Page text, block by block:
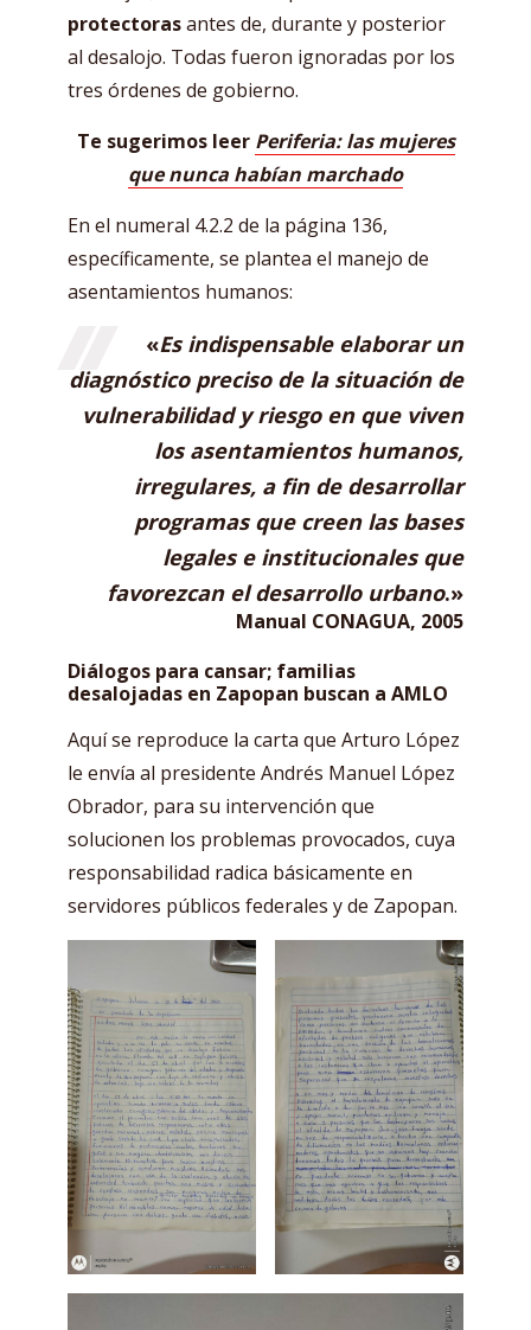
protectorasantes de, durante y posterior
al desalojo. Todas fueron ignoradas por los
tres órdenes de gobierno.
Te sugerimos leer Periferia: las mujeres
que nunca habían marchado
En el numeral 4.2.2 de la página 136,
específicamente, se plantea el manejo de
asentamientos humanos:
«Es indispensable elaborar un
diagnóstico preciso de la situación de
vulnerabilidad y riesgo en que viven
los asentamientos humanos,
irregulares, a fin de desarrollar
programas que creen las bases
legales e institucionales que
favorezcan el desarrollo urbano.»
Manual CONAGUA, 2005
Diálogos para cansar; familias
desalojadas en Zapopan buscan a AMLO
Aquí se reproduce la carta que Arturo López
le envía al presidente Andrés Manuel López
Obrador, para su intervención que
solucionen los problemas provocados, cuya
responsabilidad radica básicamente en
servidores públicos federales y de Zapopan.